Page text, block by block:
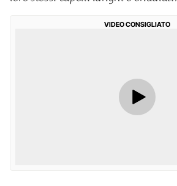
VIDEO CONSIGLIATO